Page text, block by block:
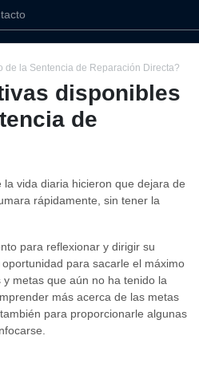
la Sentencia de Reparación Directa?
disponibles
de
la vida diaria hicieron que dejara de
rápidamente, sin tener la
para reflexionar y dirigir su
para sacarle el máximo
metas que aún no ha tenido la
más acerca de las metas
para proporcionarle algunas